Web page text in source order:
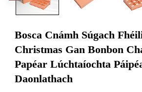
Bosca Cnámh Súgach
Christmas Gan Bonbon
Papéar Lúchtaíochta
Daonlathach